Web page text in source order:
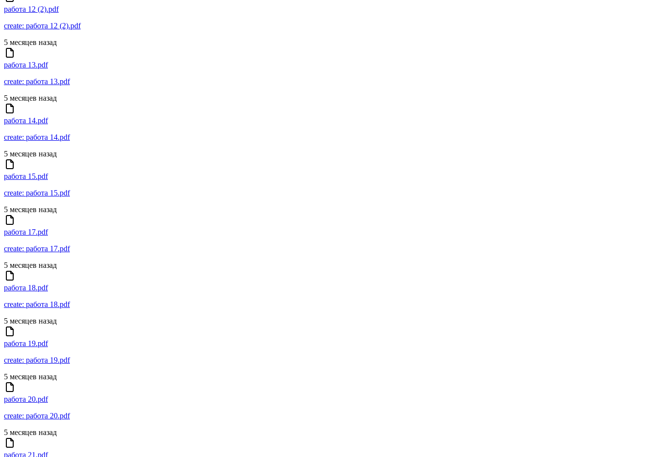
работа 12 (2).pdf
create: работа 12 (2).pdf
5 месяцев назад
работа 13.pdf
create: работа 13.pdf
5 месяцев назад
работа 14.pdf
create: работа 14.pdf
5 месяцев назад
работа 15.pdf
create: работа 15.pdf
5 месяцев назад
работа 17.pdf
create: работа 17.pdf
5 месяцев назад
работа 18.pdf
create: работа 18.pdf
5 месяцев назад
работа 19.pdf
create: работа 19.pdf
5 месяцев назад
работа 20.pdf
create: работа 20.pdf
5 месяцев назад
работа 21.pdf